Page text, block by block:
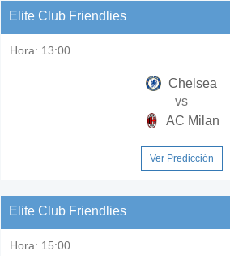
Elite Club Friendlies
Hora: 13:00
Chelsea
vs
AC Milan
Ver Predicción
Elite Club Friendlies
Hora: 15:00